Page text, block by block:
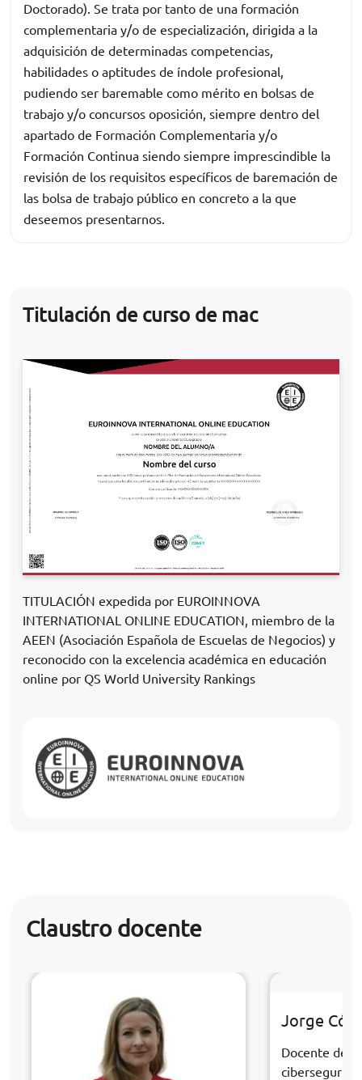
Doctorado). Se trata por tanto de una formación
complementaria y/o de especialización, dirigida a la
adquisición de determinadas competencias,
habilidades o aptitudes de índole profesional,
pudiendo ser baremable como mérito en bolsas de
trabajo y/o concursos oposición, siempre dentro del
apartado de Formación Complementaria y/o
Formación Continua siendo siempre imprescindible la
revisión de los requisitos específicos de baremación de
las bolsa de trabajo público en concreto a la que
deseemos presentarnos.
Titulación de curso de mac
TITULACIÓN expedida por EUROINNOVA
INTERNATIONAL ONLINE EDUCATION, miembro de la
AEEN (Asociación Española de Escuelas de Negocios) y
reconocido con la excelencia académica en educación
online por QS World University Rankings
Claustro docente
Jorge
Docente de